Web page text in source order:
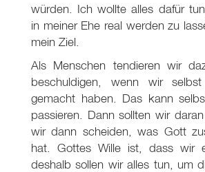
würden. Ich wollte alles dafür
in meiner Ehe real werden zu
mein Ziel.
Als Menschen tendieren wir
beschuldigen, wenn wir
gemacht haben. Das kann
passieren. Dann sollten wir
wir dann scheiden, was Gott
hat. Gottes Wille ist, dass wir
deshalb sollen wir alles tun, um